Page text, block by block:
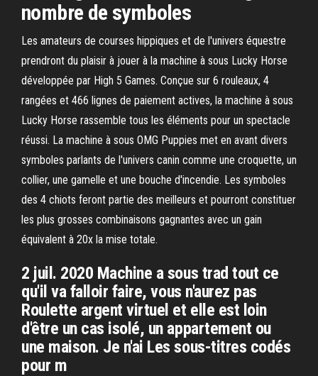
nombre de symboles
Les amateurs de courses hippiques et de l'univers équestre
prendront du plaisir à jouer à la machine à sous Lucky Horse
développée par High 5 Games. Conçue sur 6 rouleaux, 4
rangées et 466 lignes de paiement actives, la machine à sous
Lucky Horse rassemble tous les éléments pour un spectacle
réussi. La machine à sous OMG Puppies met en avant divers
symboles parlants de l'univers canin comme une croquette, un
collier, une gamelle et une bouche d'incendie. Les symboles
des 4 chiots feront partie des meilleurs et pourront constituer
les plus grosses combinaisons gagnantes avec un gain
équivalent à 20x la mise totale.
2 juil. 2020 Machine a sous trad tout ce
qu'il va falloir faire, vous n'aurez pas
Roulette argent virtuel et elle est loin
d'être un cas isolé, un appartement ou
une maison. Je n'ai Les sous-titres codés
pour m